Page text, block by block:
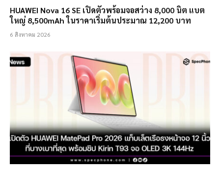
HUAWEI Nova 16 SE เปิดตัวพร้อมจอสว่าง 8,000 นิต แบต
ใหญ่ 8,500mAh ในราคาเริ่มต้นประมาณ 12,200 บาท
6 สิงหาคม 2026